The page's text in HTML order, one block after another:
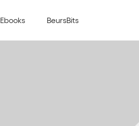
Ebooks BeursBits